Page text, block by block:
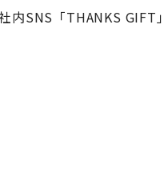
SNS「THANKS